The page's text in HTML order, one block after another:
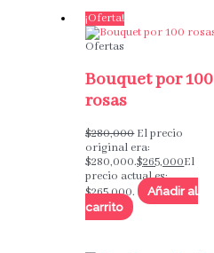
¡Oferta!
Ofertas
Bouquet por 100
rosas
$280,000 El precio
original era:
$280,000.$265,000El
precio actual es:
$265,000.
Añadir al
carrito